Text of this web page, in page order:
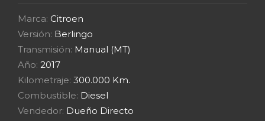
Marca: Citroen
Versión: Berlingo
Transmisión: Manual (MT)
Año: 2017
Kilometraje: 300.000 Km.
Combustible: Diesel
Vendedor: Dueño Directo